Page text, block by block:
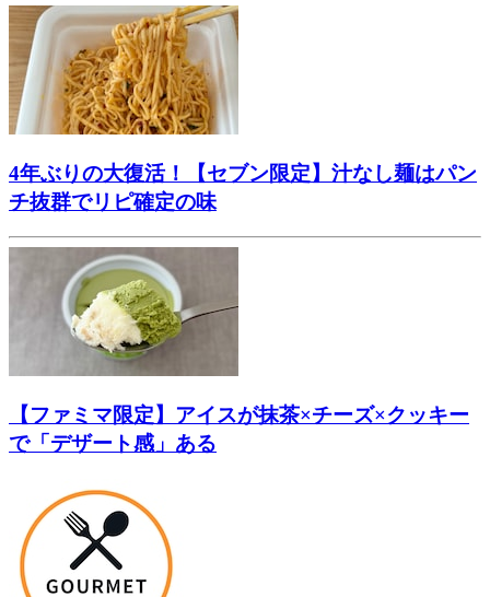
4年ぶりの大復活！【セブン限定】汁なし麺はパン
チ抜群でリピ確定の味
【ファミマ限定】アイスが抹茶×チーズ×クッキー
で「デザート感」ある